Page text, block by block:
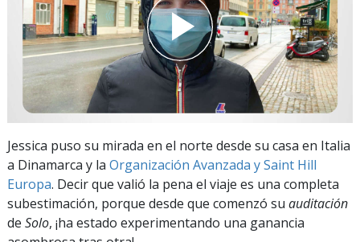
Jessica puso su mirada en el norte desde su casa en Italia
a Dinamarca y la Organización Avanzada y Saint Hill
Europa. Decir que valió la pena el viaje es una completa
subestimación, porque desde que comenzó su auditación
de Solo, ¡ha estado experimentando una ganancia